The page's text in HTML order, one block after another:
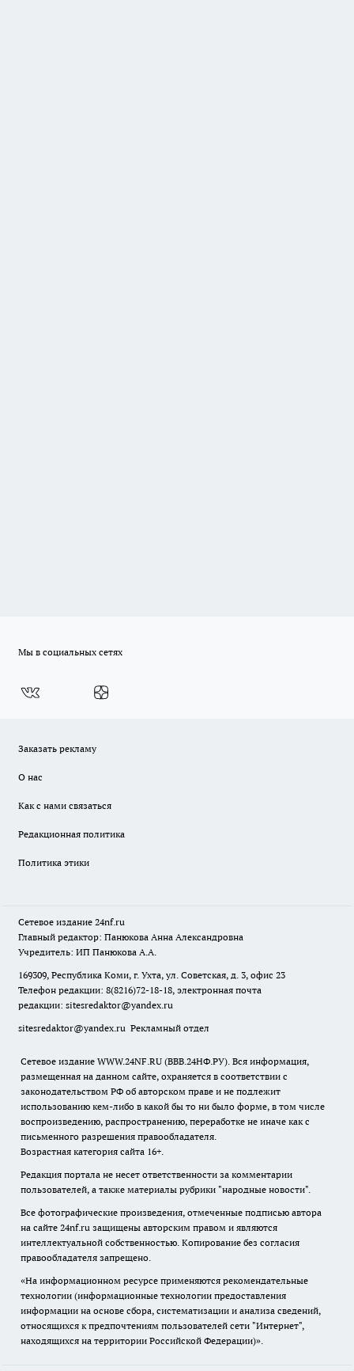
Мы в социальных сетях
Заказать рекламу
О нас
Как с нами связаться
Редакционная политика
Политика этики
Сетевое издание 24nf.ru
Главный редактор: Панюкова Анна Александровна
Учредитель: ИП Панюкова А.А.
169309, Республика Коми, г. Ухта, ул. Советская, д. 3, офис 23
Телефон редакции: 8(8216)72-18-18, электронная почта
редакции: sitesredaktor@yandex.ru
sitesredaktor@yandex.ru Рекламный отдел
Сетевое издание WWW.24NF.RU (ВВВ.24НФ.РУ). Вся информация,
размещенная на данном сайте, охраняется в соответствии с
законодательством РФ об авторском праве и не подлежит
использованию кем-либо в какой бы то ни было форме, в том числе
воспроизведению, распространению, переработке не иначе как с
письменного разрешения правообладателя.
Возрастная категория сайта 16+.
Редакция портала не несет ответственности за комментарии
пользователей, а также материалы рубрики "народные новости".
Все фотографические произведения, отмеченные подписью автора
на сайте 24nf.ru защищены авторским правом и являются
интеллектуальной собственностью. Копирование без согласия
правообладателя запрещено.
«На информационном ресурсе применяются рекомендательные
технологии (информационные технологии предоставления
информации на основе сбора, систематизации и анализа сведений,
относящихся к предпочтениям пользователей сети "Интернет",
находящихся на территории Российской Федерации)».